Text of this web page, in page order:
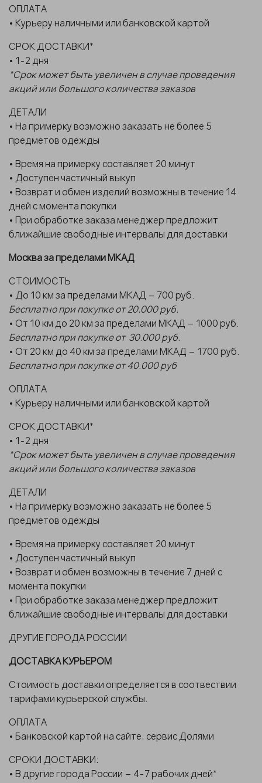
ОПЛАТА
• Курьеру наличными или банковской картой
СРОК ДОСТАВКИ*
• 1-2 дня
*Срок может быть увеличен в случае проведения
акций или большого количества заказов
ДЕТАЛИ
• На примерку возможно заказать не более 5
предметов одежды
• Время на примерку составляет 20 минут
• Доступен частичный выкуп
• Возврат и обмен изделий возможны в течение 14
дней с момента покупки
• При обработке заказа менеджер предложит
ближайшие свободные интервалы для доставки
Москва за пределами МКАД
СТОИМОСТЬ
• До 10 км за пределами МКАД – 700 руб.
Бесплатно при покупке от 20.000 руб.
• От 10 км до 20 км за пределами МКАД – 1000 руб.
Бесплатно при покупке от 30.000 руб.
• От 20 км до 40 км за пределами МКАД – 1700 руб.
Бесплатно при покупке от 40.000 руб
ОПЛАТА
• Курьеру наличными или банковской картой
СРОК ДОСТАВКИ*
• 1-2 дня
*Срок может быть увеличен в случае проведения
акций или большого количества заказов
ДЕТАЛИ
• На примерку возможно заказать не более 5
предметов одежды
• Время на примерку составляет 20 минут
• Доступен частичный выкуп
• Возврат и обмен возможны в течение 7 дней с
момента покупки
• При обработке заказа менеджер предложит
ближайшие свободные интервалы для доставки
ДРУГИЕ ГОРОДА РОССИИ
ДОСТАВКА КУРЬЕРОМ
Стоимость доставки определяется в соотвествии
тарифами курьерской службы.
ОПЛАТА
• Банковской картой на сайте, сервис Долями
СРОКИ ДОСТАВКИ:
• В другие города России – 4-7 рабочих дней*